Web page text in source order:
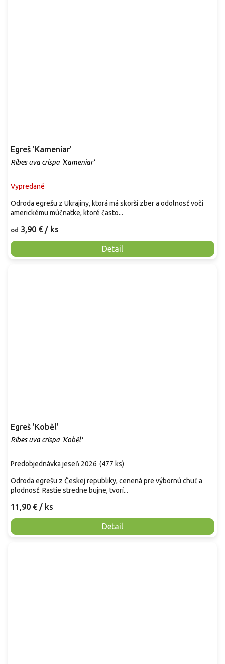
Egreš 'Kameniar'
Ribes uva crispa 'Kameniar'
Vypredané
od 3,90 € / ks
Detail
Odroda egrešu z Ukrajiny, ktorá má skorší zber a odolnosť voči
americkému múčnatke, ktoré často...
Egreš 'Koběl'
Ribes uva crispa 'Koběl'
Predobjednávka jeseň 2026 (477 ks)
11,90 € / ks
Detail
Odroda egrešu z Českej republiky, cenená pre výbornú chuť a
plodnosť. Rastie stredne bujne, tvorí...